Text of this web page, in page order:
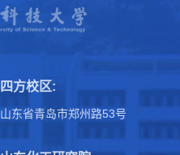
四方校区:
山东省青岛市郑州路53号